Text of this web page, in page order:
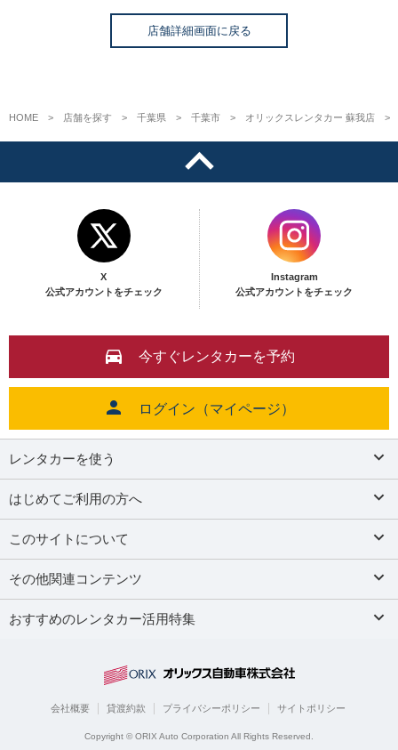
店舗詳細画面に戻る
HOME 店舗を探す 千葉県 千葉市 オリックスレンタカー 蘇我店
X
公式アカウントをチェック
Instagram
公式アカウントをチェック
今すぐレンタカーを予約
ログイン（マイページ）
レンタカーを使う
はじめてご利用の方へ
このサイトについて
その他関連コンテンツ
おすすめのレンタカー活用特集
会社概要 貸渡約款 プライバシーポリシー サイトポリシー
Copyright © ORIX Auto Corporation All Rights Reserved.